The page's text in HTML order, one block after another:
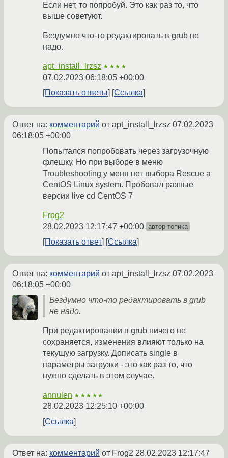
Если нет, то попробуй. Это как раз то, что
выше советуют.
Бездумно что-то редактировать в grub не
надо.
apt_install_lrzsz ★★★★
07.02.2023 06:18:05 +00:00
Показать ответы
Ссылка
Ответ на: комментарий от apt_install_lrzsz 07.02.2023
06:18:05 +00:00
Попытался попробовать через загрузочную
флешку. Но при выборе в меню
Troubleshooting у меня нет выбора Rescue a
CentOS Linux system. Пробовал разные
версии live cd CentOS 7
Frog2
28.02.2023 12:17:47 +00:00 автор топика
Показать ответ Ссылка
Ответ на: комментарий от apt_install_lrzsz 07.02.2023
06:18:05 +00:00
Бездумно что-то редактировать в grub
не надо.
При редактировании в grub ничего не
сохраняется, изменения влияют только на
текущую загрузку. Дописать single в
параметры загрузки - это как раз то, что
нужно сделать в этом случае.
annulen ★★★★★
28.02.2023 12:25:10 +00:00
Ссылка
Ответ на: комментарий от Frog2 28.02.2023 12:17:47